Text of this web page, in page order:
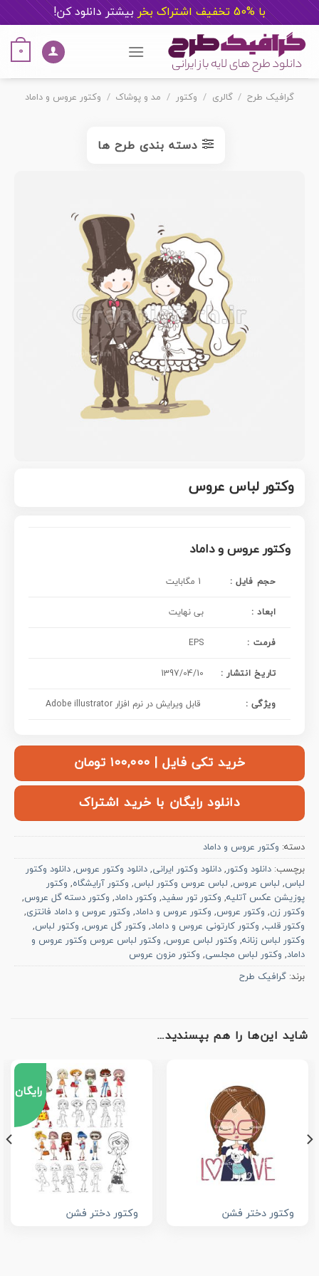
با %50 تخفیف اشتراک بخر بیشتر دانلود کن!
content
0
گرافیک طرح / گالری / وکتور / مد و پوشاک / وکتور عروس و داماد
دسته بندی طرح ها
وکتور لباس عروس
وکتور عروس و داماد
حجم فایل :
ابعاد : بی نهایت
: فرمت EPS
تاریخ انتشار : 1397/04/10
ویژگی : قابل ویرایش در نرم افزار Adobe illustrator
خرید تکی فایل | ۱۰۰,۰۰۰ تومان
دانلود رایگان با خرید اشتراک
دسته: وکتور عروس و داماد
برچسب: دانلود وکتور, دانلود وکتور ایرانی, دانلود وکتور عروس, دانلود وکتور
لباس, لباس عروس, لباس عروس وکتور لباس, وکتور آرایشگاه, وکتور
پوزیشن عکس آتلیه, وکتور تور سفید, وکتور داماد, وکتور دسته گل عروس,
وکتور زن, وکتور عروس, وکتور عروس و داماد, وکتور عروس و داماد فانتزی,
وکتور قلب, وکتور کارتونی عروس و داماد, وکتور گل عروس, وکتور لباس,
وکتور لباس زنانه, وکتور لباس عروس, وکتور لباس عروس وکتور عروس و
داماد, وکتور لباس مجلسی, وکتور مزون عروس
برند: گرافیک طرح
شاید این‌ها را هم بپسندید…
وکتور دختر فشن
رایگان
وکتور دختر فشن